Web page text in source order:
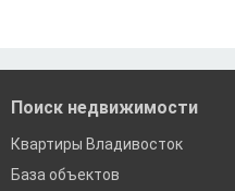
Поиск недвижимости
Квартиры Владивосток
База объектов